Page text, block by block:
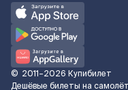
© 2011–2026 Купибилет
Дешёвые билеты на самолёт